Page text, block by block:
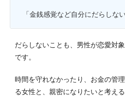
「金銭感覚など自分にだらしない
だらしないことも、男性が恋愛対
です。
時間を守れなかったり、お金の管
る女性と、親密になりたいと考え